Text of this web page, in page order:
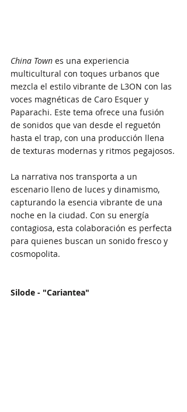
China Town es una experiencia
multicultural con toques urbanos que
mezcla el estilo vibrante de L3ON con las
voces magnéticas de Caro Esquer y
Paparachi. Este tema ofrece una fusión
de sonidos que van desde el reguetón
hasta el trap, con una producción llena
de texturas modernas y ritmos pegajosos.
La narrativa nos transporta a un
escenario lleno de luces y dinamismo,
capturando la esencia vibrante de una
noche en la ciudad. Con su energía
contagiosa, esta colaboración es perfecta
para quienes buscan un sonido fresco y
cosmopolita.
Silode - "Cariantea"